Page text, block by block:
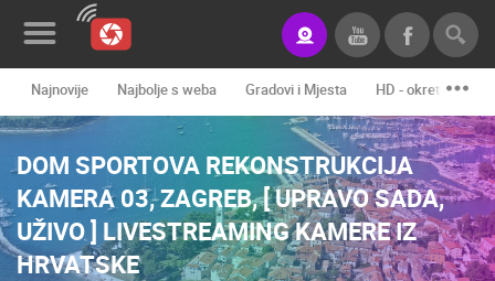
Novosti&Blog
Kategorije
Lokacije
Event&Site
Najnovije Najbolje s weba Gradovi i Mjesta HD - okretne
DOM SPORTOVA REKONSTRUKCIJA
KAMERA 03, ZAGREB, [ UPRAVO SADA,
UŽIVO ] LIVESTREAMING KAMERE IZ
HRVATSKE